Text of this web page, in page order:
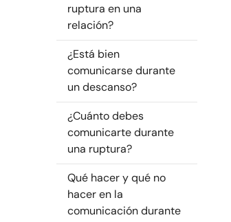
ruptura en una
relación?
¿Está bien
comunicarse durante
un descanso?
¿Cuánto debes
comunicarte durante
una ruptura?
Qué hacer y qué no
hacer en la
comunicación durante